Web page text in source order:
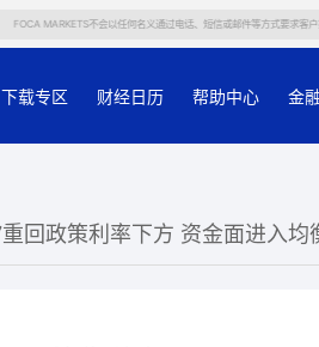
MARKETS不会以任何名义通过电话、短信或邮件等方式要求客户提供
下载专区 财经日历 帮助中心 金
回政策利率下方 资金面进入均